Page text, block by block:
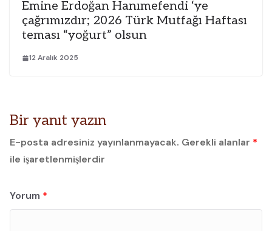
Emine Erdoğan Hanımefendi ‘ye
çağrımızdır; 2026 Türk Mutfağı Haftası
teması “yoğurt” olsun
12 Aralık 2025
Bir yanıt yazın
E-posta adresiniz yayınlanmayacak. Gerekli alanlar *
ile işaretlenmişlerdir
Yorum *